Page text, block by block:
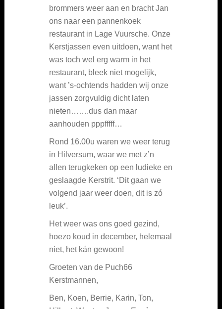
brommers weer aan en bracht Jan
ons naar een pannenkoek
restaurant in Lage Vuursche. Onze
Kerstjassen even uitdoen, want het
was toch wel erg warm in het
restaurant, bleek niet mogelijk,
want ’s-ochtends hadden wij onze
jassen zorgvuldig dicht laten
nieten…….dus dan maar
aanhouden pppfffff…
Rond 16.00u waren we weer terug
in Hilversum, waar we met z’n
allen terugkeken op een ludieke en
geslaagde Kerstrit. ‘Dit gaan we
volgend jaar weer doen, dit is zó
leuk’.
Het weer was ons goed gezind,
hoezo koud in december, helemaal
niet, het kán gewoon!
Groeten van de Puch66
Kerstmannen,
Ben, Koen, Berrie, Karin, Ton,